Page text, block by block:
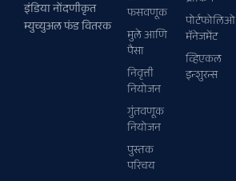
इंडिया नोंदणीकृत
म्युच्युअल फंड वितरक
फसवणूक
मुले आणि
पैसा
निवृत्ती
नियोजन
गुंतवणूक
नियोजन
पुस्तक
परिचय
पोर्टफोलिओ
मॅनेजमेंट
व्हिएकल
इन्शुरन्स